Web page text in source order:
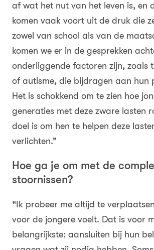
af wat het nut van het leven is, en
komen vaak voort uit de druk die
zowel van school als van de
komen we er in de gesprekken
onderliggende factoren zijn, zoals
of autisme, die bijdragen aan hun
Het is schokkend om te zien hoe
generaties met deze zware lasten
doel is om hen te helpen deze
verlichten.”
Hoe ga je om met de
stoornissen?
“Ik probeer me altijd te
voor de jongere voelt. Dat is voor
belangrijkste: aansluiten bij hun